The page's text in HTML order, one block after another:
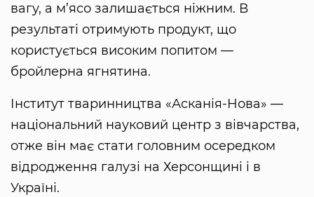
вагу, а м’ясо залишається ніжним. В
результаті отримують продукт, що
користується високим попитом —
бройлерна ягнятина.
Інститут тваринництва «Асканія-Нова» —
національний науковий центр з вівчарства,
отже він має стати головним осередком
відродження галузі на Херсонщині і в
Україні.